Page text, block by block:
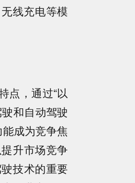
线充电等模
点，通过“以
和自动驾驶
成为竞争焦
升市场竞争
技术的重要